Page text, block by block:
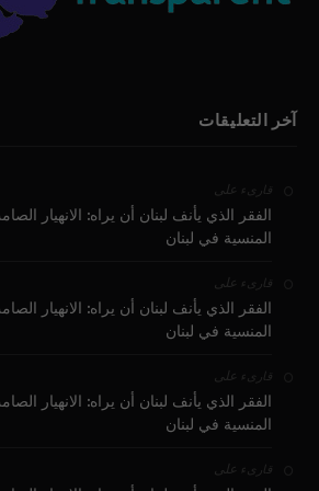
آخر التعليقات
قارىء على
الفقر الذي يأنف لبنان أن يراه: الانهيار
المنسية في لبنان
قارىء على
الفقر الذي يأنف لبنان أن يراه: الانهيار
المنسية في لبنان
قارىء على
الفقر الذي يأنف لبنان أن يراه: الانهيار
المنسية في لبنان
قارىء على